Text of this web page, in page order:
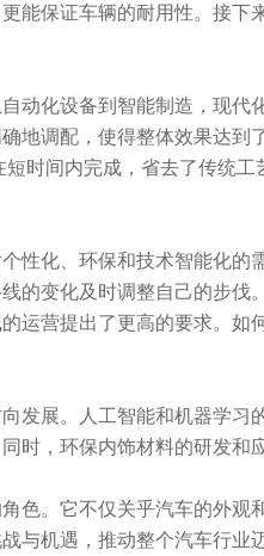
能保证车辆的耐用性。接下
化设备到智能制造，现代
地调配，使得整体效果达到
间内完成，省去了传统工
化、环保和技术智能化的
的变化及时调整自己的步伐。
营提出了更高的要求。如
展。人工智能和机器学习
时，环保内饰材料的研发和
。它不仅关乎汽车的外观
与机遇，推动整个汽车行业